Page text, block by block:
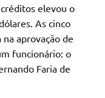
elevou o
As cinco
aprovação de
funcionário: o
Faria de